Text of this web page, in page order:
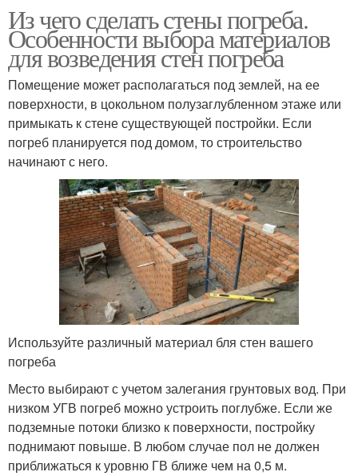
Из чего сделать стены погреба.
Особенности выбора материалов
для возведения стен погреба
Помещение может располагаться под землей, на ее
поверхности, в цокольном полузаглубленном этаже или
примыкать к стене существующей постройки. Если
погреб планируется под домом, то строительство
начинают с него.
Используйте различный материал бля стен вашего
погреба
Место выбирают с учетом залегания грунтовых вод. При
низком УГВ погреб можно устроить поглубже. Если же
подземные потоки близко к поверхности, постройку
поднимают повыше. В любом случае пол не должен
приближаться к уровню ГВ ближе чем на 0,5 м.